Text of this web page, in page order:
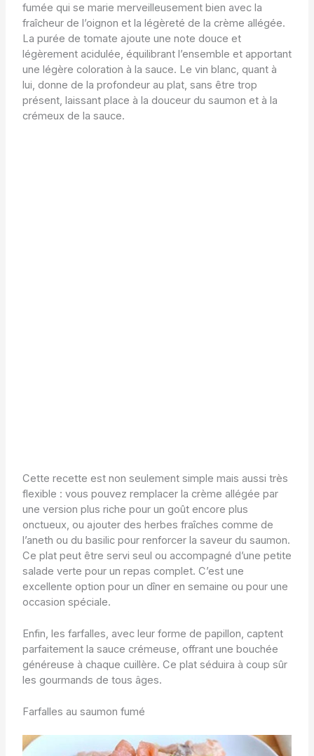
fumée qui se marie merveilleusement bien avec la
fraîcheur de l’oignon et la légèreté de la crème allégée.
La purée de tomate ajoute une note douce et
légèrement acidulée, équilibrant l’ensemble et apportant
une légère coloration à la sauce. Le vin blanc, quant à
lui, donne de la profondeur au plat, sans être trop
présent, laissant place à la douceur du saumon et à la
crémeux de la sauce.
Cette recette est non seulement simple mais aussi très
flexible : vous pouvez remplacer la crème allégée par
une version plus riche pour un goût encore plus
onctueux, ou ajouter des herbes fraîches comme de
l’aneth ou du basilic pour renforcer la saveur du saumon.
Ce plat peut être servi seul ou accompagné d’une petite
salade verte pour un repas complet. C’est une
excellente option pour un dîner en semaine ou pour une
occasion spéciale.
Enfin, les farfalles, avec leur forme de papillon, captent
parfaitement la sauce crémeuse, offrant une bouchée
généreuse à chaque cuillère. Ce plat séduira à coup sûr
les gourmands de tous âges.
Farfalles au saumon fumé